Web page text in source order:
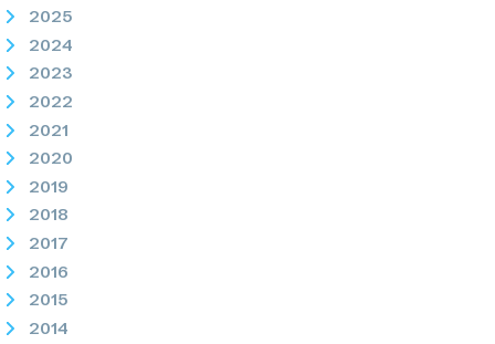
2025
2024
2023
2022
2021
2020
2019
2018
2017
2016
2015
2014